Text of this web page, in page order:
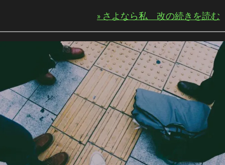
» さよなら私 改の続きを読む